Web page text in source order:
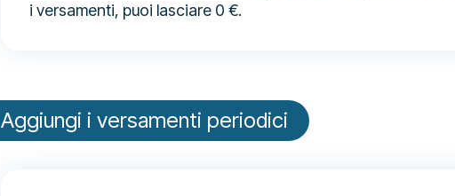
i versamenti, puoi lasciare 0 €.
Aggiungi i versamenti periodici